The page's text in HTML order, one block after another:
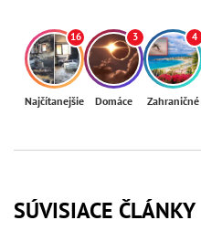
16
Najčítanejšie
3
Domáce
4
Zahraničné
SÚVISIACE ČLÁNKY